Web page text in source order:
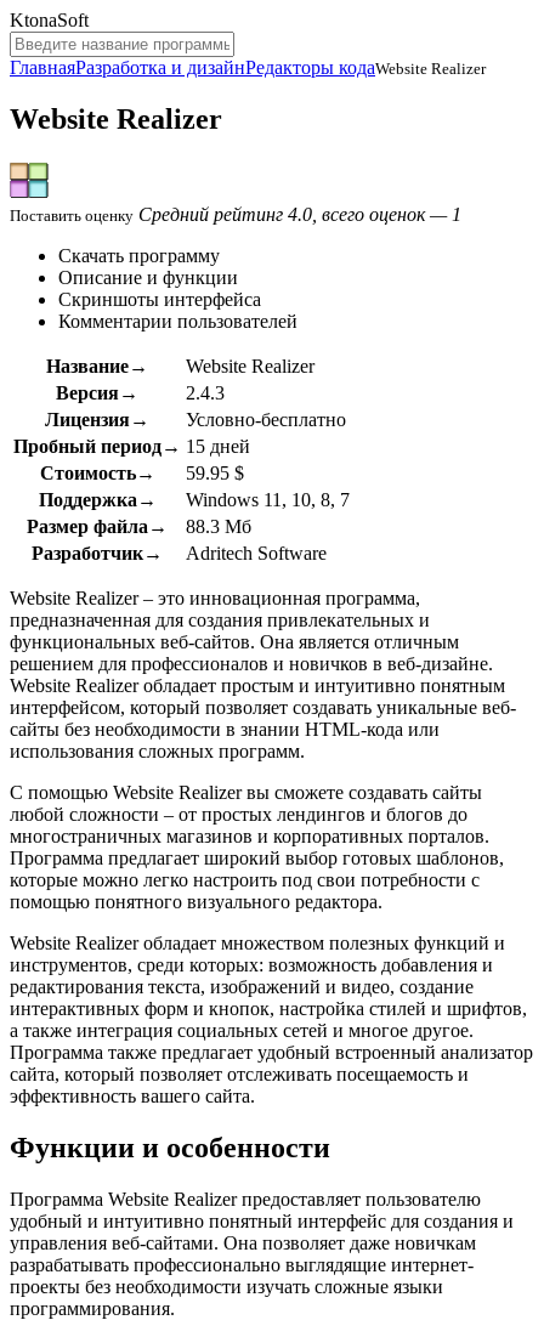
KtonaSoft
ГлавнаяРазработка и дизайнРедакторы кодаWebsite Realizer
Website Realizer
Поставить оценку Средний рейтинг 4.0, всего оценок — 1
Скачать программу
Описание и функции
Скриншоты интерфейса
Комментарии пользователей
Название→
Website Realizer
Версия→
2.4.3
Лицензия→
Условно-бесплатно
Пробный период→ 15 дней
Стоимость→
59.95 $
Поддержка→
Windows 11, 10, 8, 7
Размер файла→
88.3 Мб
Разработчик→
Adritech Software
Website Realizer – это инновационная программа,
предназначенная для создания привлекательных и
функциональных веб-сайтов. Она является отличным
решением для профессионалов и новичков в веб-дизайне.
Website Realizer обладает простым и интуитивно понятным
интерфейсом, который позволяет создавать уникальные веб-
сайты без необходимости в знании HTML-кода или
использования сложных программ.
С помощью Website Realizer вы сможете создавать сайты
любой сложности – от простых лендингов и блогов до
многостраничных магазинов и корпоративных порталов.
Программа предлагает широкий выбор готовых шаблонов,
которые можно легко настроить под свои потребности с
помощью понятного визуального редактора.
Website Realizer обладает множеством полезных функций и
инструментов, среди которых: возможность добавления и
редактирования текста, изображений и видео, создание
интерактивных форм и кнопок, настройка стилей и шрифтов,
а также интеграция социальных сетей и многое другое.
Программа также предлагает удобный встроенный анализатор
сайта, который позволяет отслеживать посещаемость и
эффективность вашего сайта.
Функции и особенности
Программа Website Realizer предоставляет пользователю
удобный и интуитивно понятный интерфейс для создания и
управления веб-сайтами. Она позволяет даже новичкам
разрабатывать профессионально выглядящие интернет-
проекты без необходимости изучать сложные языки
программирования.